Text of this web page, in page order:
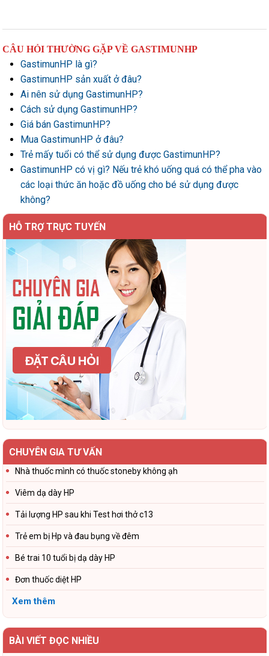
CÂU HỎI THƯỜNG GẶP VỀ GASTIMUNHP
GastimunHP là gì?
GastimunHP sản xuất ở đâu?
Ai nên sử dụng GastimunHP?
Cách sử dụng GastimunHP?
Giá bán GastimunHP?
Mua GastimunHP ở đâu?
Trẻ mấy tuổi có thể sử dụng được GastimunHP?
GastimunHP có vị gì? Nếu trẻ khó uống quá có thể pha vào
các loại thức ăn hoặc đồ uống cho bé sử dụng được
không?
HỖ TRỢ TRỰC TUYẾN
CHUYÊN GIA TƯ VẤN
Nhà thuốc mình có thuốc stoneby không ạh
Viêm dạ dày HP
Tải lượng HP sau khi Test hơi thở c13
Trẻ em bị Hp và đau bụng về đêm
Bé trai 10 tuổi bị dạ dày HP
Đơn thuốc diệt HP
Xem thêm
BÀI VIẾT ĐỌC NHIỀU